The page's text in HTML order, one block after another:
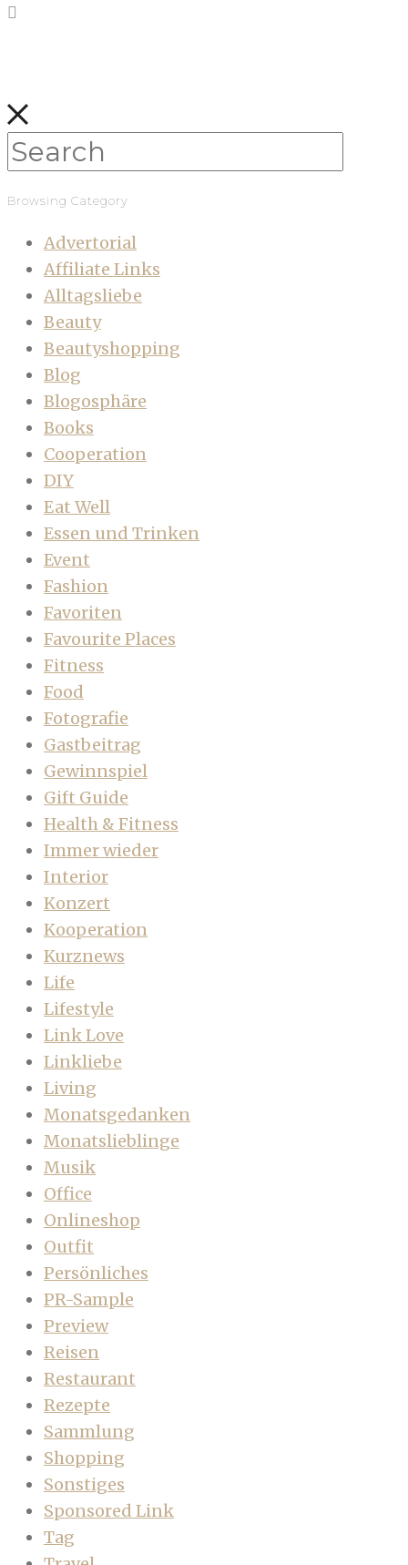
Browsing Category
Advertorial
Affiliate Links
Alltagsliebe
Beauty
Beautyshopping
Blog
Blogosphäre
Books
Cooperation
DIY
Eat Well
Essen und Trinken
Event
Fashion
Favoriten
Favourite Places
Fitness
Food
Fotografie
Gastbeitrag
Gewinnspiel
Gift Guide
Health & Fitness
Immer wieder
Interior
Konzert
Kooperation
Kurznews
Life
Lifestyle
Link Love
Linkliebe
Living
Monatsgedanken
Monatslieblinge
Musik
Office
Onlineshop
Outfit
Persönliches
PR-Sample
Preview
Reisen
Restaurant
Rezepte
Sammlung
Shopping
Sonstiges
Sponsored Link
Tag